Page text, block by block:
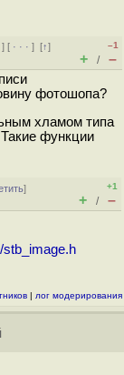
] [ · · ·][↑]
–1
+ / –
фотошопа?
хламом типа
функции
]
+1
+ / –
stb_image.h
| лог модерирования